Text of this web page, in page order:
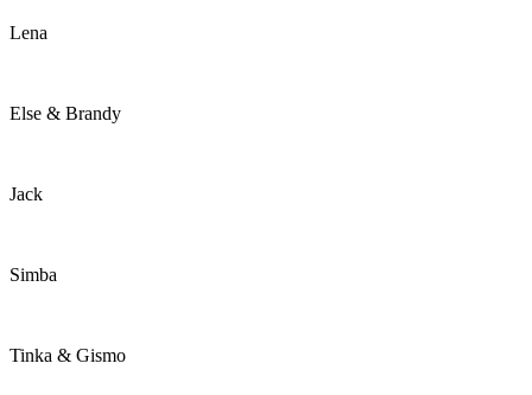
Lena
Else & Brandy
Jack
Simba
Tinka & Gismo